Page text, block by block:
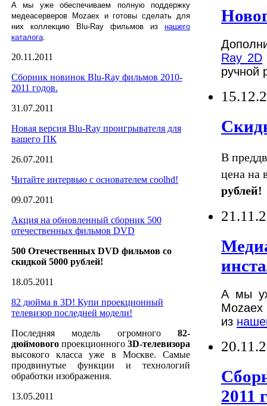
А мы уже обеспечиваем полную поддержку
медеасерверов Mozaex и готовы сделать для
них коллекцию Blu-Ray фильмов из нашего
каталога.
20.11.2011
Сборник новинок Blu-Ray фильмов 2010-
2011 годов.
31.07.2011
Новая версия Blu-Ray проигрывателя для
вашего ПК
26.07.2011
Читайте интервью с основателем coolhd!
09.07.2011
Акция на обновленный сборник 500
отечественных фильмов DVD
500 Отечественных DVD фильмов со
скидкой 5000 рублей!
18.05.2011
82 дюйма в 3D! Купи проекционный
телевизор последней модели!
Последняя модель огромного 82-
дюймового проекционного 3D-телевизора
высокого класса уже в Москве. Самые
продвинутые функции и технологий
обработки изображения.
13.05.2011
Ray 2D
ручной
В
цена на
рублей!
А мы
Mozaex
из
2011